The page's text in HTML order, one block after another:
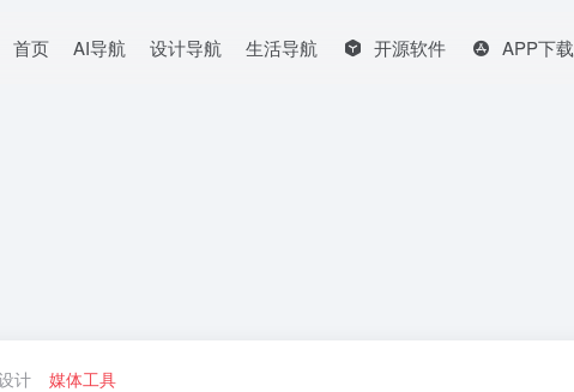
首页 AI导航 设计导航 生活导航 开源软件 APP下载
计 媒体工具